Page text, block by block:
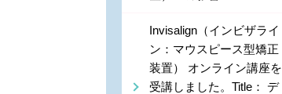
Invisalign（インビザライ
ン：マウスピース型矯正
装置） オンライン講座を
受講しました。Title： デ